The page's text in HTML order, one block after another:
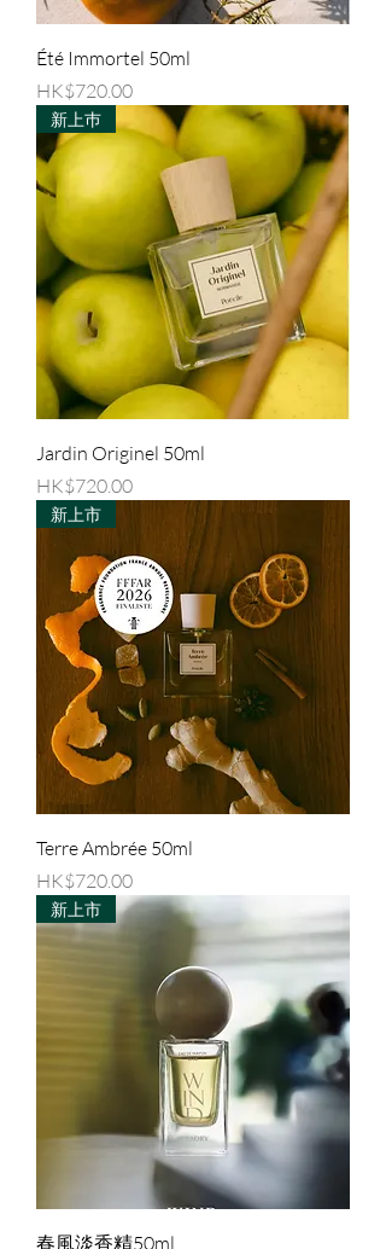
Été Immortel 50ml
價格
HK$720.00
新上巿
Jardin Originel 50ml
價格
HK$720.00
新上市
Terre Ambrée 50ml
價格
HK$720.00
新上市
春風淡香精50ml